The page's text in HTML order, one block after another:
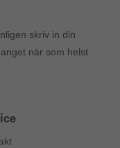
skriv in din
när som helst.